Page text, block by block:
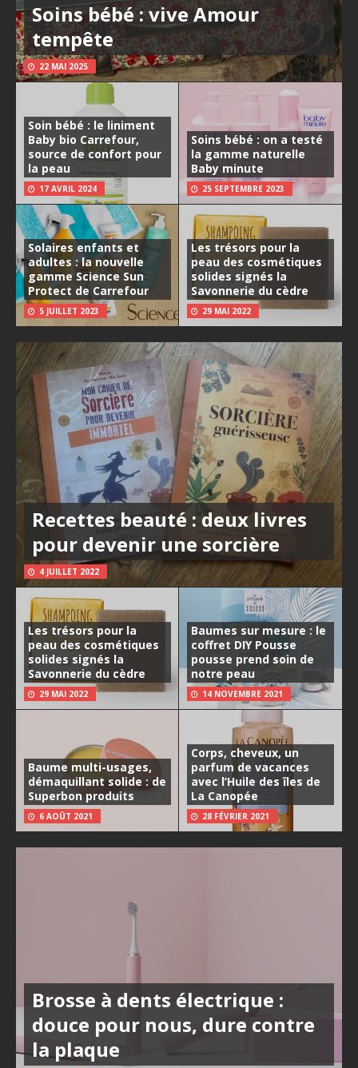
Soins bébé : vive Amour
tempête
22 MAI 2025
Soin bébé : le liniment
Baby bio Carrefour,
source de confort pour
la peau
17 AVRIL 2024
Soins bébé : on a testé
la gamme naturelle
Baby minute
25 SEPTEMBRE 2023
Solaires enfants et
adultes : la nouvelle
gamme Science Sun
Protect de Carrefour
5 JUILLET 2023
Les trésors pour la
peau des cosmétiques
solides signés la
Savonnerie du cèdre
29 MAI 2022
Recettes beauté : deux livres
pour devenir une sorcière
4 JUILLET 2022
Les trésors pour la
peau des cosmétiques
solides signés la
Savonnerie du cèdre
29 MAI 2022
Baumes sur mesure : le
coffret DIY Pousse
pousse prend soin de
notre peau
14 NOVEMBRE 2021
Baume multi-usages,
démaquillant solide : de
Superbon produits
6 AOÛT 2021
Corps, cheveux, un
parfum de vacances
avec l’Huile des îles de
La Canopée
28 FÉVRIER 2021
Brosse à dents électrique :
douce pour nous, dure contre
la plaque